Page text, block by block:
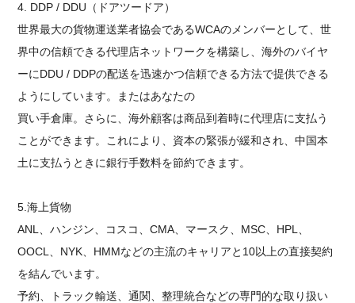
4. DDP / DDU（ドアツードア）
世界最大の貨物運送業者協会であるWCAのメンバーとして、世
界中の信頼できる代理店ネットワークを構築し、海外のバイヤ
ーにDDU / DDPの配送を迅速かつ信頼できる方法で提供できる
ようにしています。またはあなたの
買い手倉庫。さらに、海外顧客は商品到着時に代理店に支払う
ことができます。これにより、資本の緊張が緩和され、中国本
土に支払うときに銀行手数料を節約できます。
5.海上貨物
ANL、ハンジン、コスコ、CMA、マースク、MSC、HPL、
OOCL、NYK、HMMなどの主流のキャリアと10以上の直接契約
を結んでいます。
予約、トラック輸送、通関、整理統合などの専門的な取り扱い